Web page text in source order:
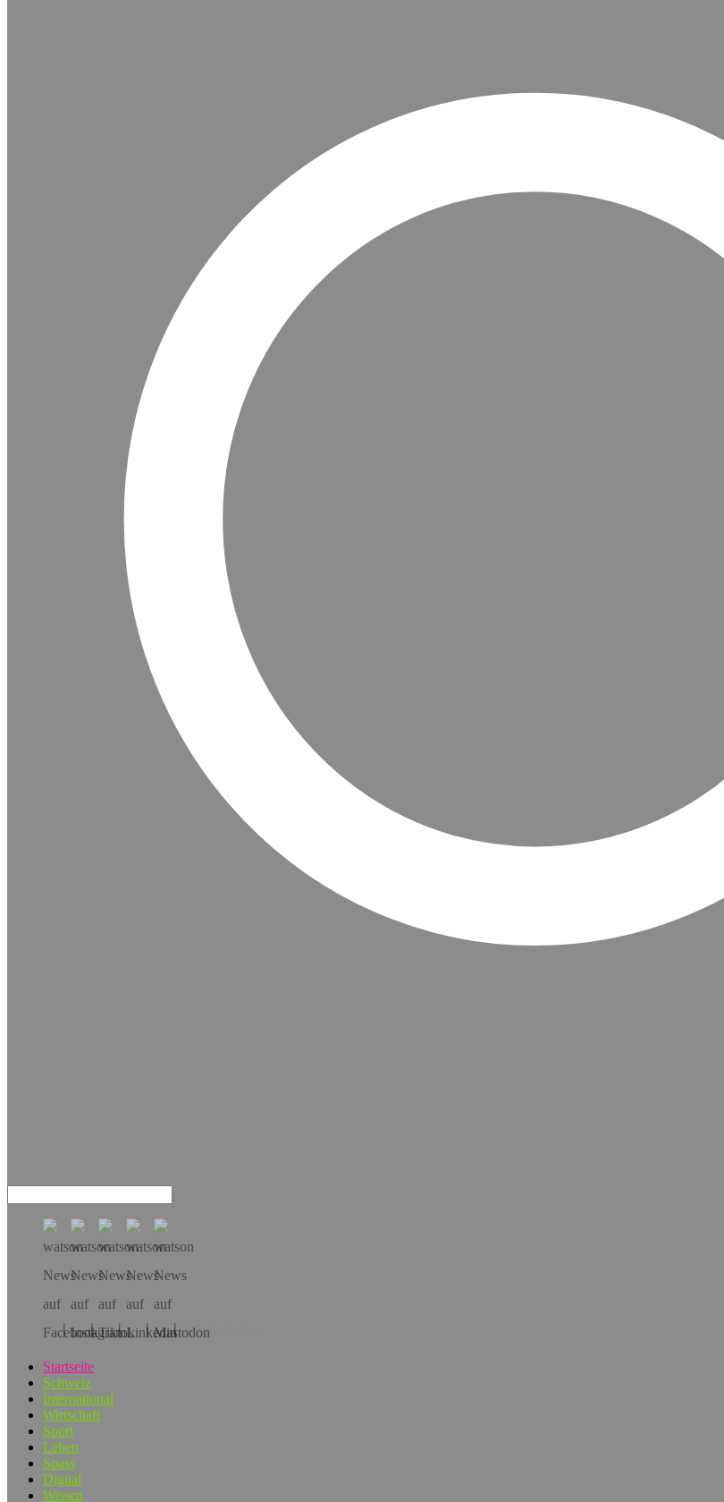
Hol dir die App!
Startseite
Schweiz
International
Wirtschaft
Sport
Leben
Spass
Digital
Wissen